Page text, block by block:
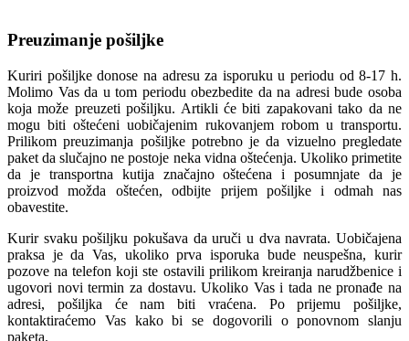
Preuzimanje pošiljke
Kuriri pošiljke donose na adresu za isporuku u periodu od 8-17 h.
Molimo Vas da u tom periodu obezbedite da na adresi bude osoba
koja može preuzeti pošiljku. Artikli će biti zapakovani tako da ne
mogu biti oštećeni uobičajenim rukovanjem robom u transportu.
Prilikom preuzimanja pošiljke potrebno je da vizuelno pregledate
paket da slučajno ne postoje neka vidna oštećenja. Ukoliko primetite
da je transportna kutija značajno oštećena i posumnjate da je
proizvod možda oštećen, odbijte prijem pošiljke i odmah nas
obavestite.
Kurir svaku pošiljku pokušava da uruči u dva navrata. Uobičajena
praksa je da Vas, ukoliko prva isporuka bude neuspešna, kurir
pozove na telefon koji ste ostavili prilikom kreiranja narudžbenice i
ugovori novi termin za dostavu. Ukoliko Vas i tada ne pronađe na
adresi, pošiljka će nam biti vraćena. Po prijemu pošiljke,
kontaktiraćemo Vas kako bi se dogovorili o ponovnom slanju
paketa.